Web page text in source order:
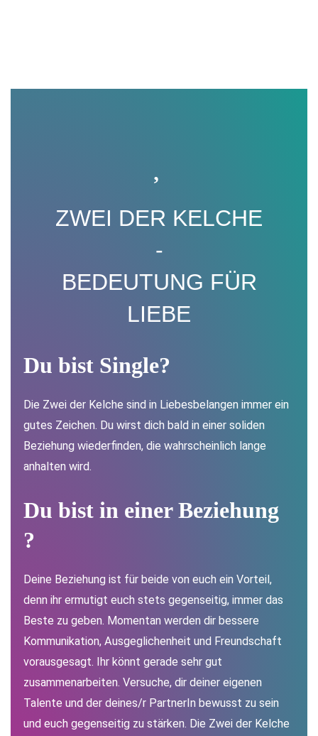
ZWEI DER KELCHE
-
BEDEUTUNG FÜR
LIEBE
Du bist Single?
Die Zwei der Kelche sind in Liebesbelangen immer ein
gutes Zeichen. Du wirst dich bald in einer soliden
Beziehung wiederfinden, die wahrscheinlich lange
anhalten wird.
Du bist in einer Beziehung
?
Deine Beziehung ist für beide von euch ein Vorteil,
denn ihr ermutigt euch stets gegenseitig, immer das
Beste zu geben. Momentan werden dir bessere
Kommunikation, Ausgeglichenheit und Freundschaft
vorausgesagt. Ihr könnt gerade sehr gut
zusammenarbeiten. Versuche, dir deiner eigenen
Talente und der deines/r PartnerIn bewusst zu sein
und euch gegenseitig zu stärken. Die Zwei der Kelche